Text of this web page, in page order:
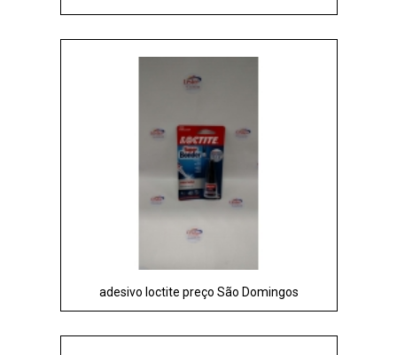
adesivo loctite preço São Domingos